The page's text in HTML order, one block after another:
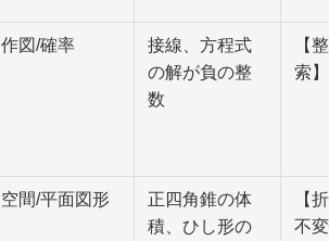
作図/確率
接線、方程式
の解が負の整
数
【
索】
空間/平面図形
正四角錐の体
積、ひし形の
【
不変